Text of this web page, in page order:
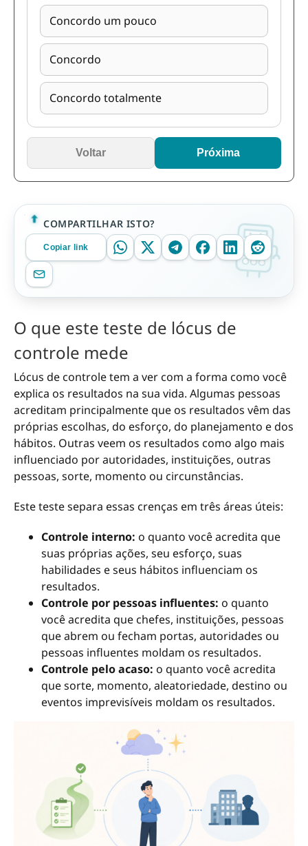
Concordo um pouco
Concordo
Concordo totalmente
Voltar Próxima
COMPARTILHAR ISTO?
Copiar link
O que este teste de lócus de
controle mede
Lócus de controle tem a ver com a forma como você
explica os resultados na sua vida. Algumas pessoas
acreditam principalmente que os resultados vêm das
próprias escolhas, do esforço, do planejamento e dos
hábitos. Outras veem os resultados como algo mais
influenciado por autoridades, instituições, outras
pessoas, sorte, momento ou circunstâncias.
Este teste separa essas crenças em três áreas úteis:
Controle interno: o quanto você acredita que
suas próprias ações, seu esforço, suas
habilidades e seus hábitos influenciam os
resultados.
Controle por pessoas influentes: o quanto
você acredita que chefes, instituições, pessoas
que abrem ou fecham portas, autoridades ou
pessoas influentes moldam os resultados.
Controle pelo acaso: o quanto você acredita
que sorte, momento, aleatoriedade, destino ou
eventos imprevisíveis moldam os resultados.